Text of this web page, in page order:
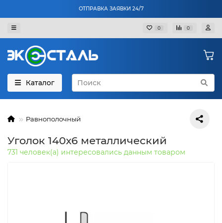
ОТПРАВКА ЗАЯВКИ 24/7
0 0
Каталог
Равнополочный
Уголок 140х6 металлический
731 человек(а) интересовались данным товаром